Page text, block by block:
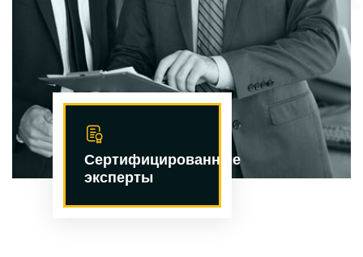
Сертифицированные
эксперты